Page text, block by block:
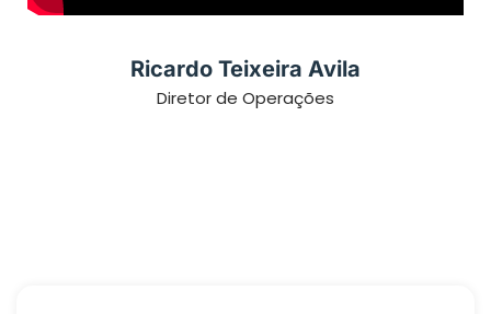
Ricardo Teixeira Avila
Diretor de Operações